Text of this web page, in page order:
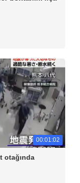
00:01:02
otağında